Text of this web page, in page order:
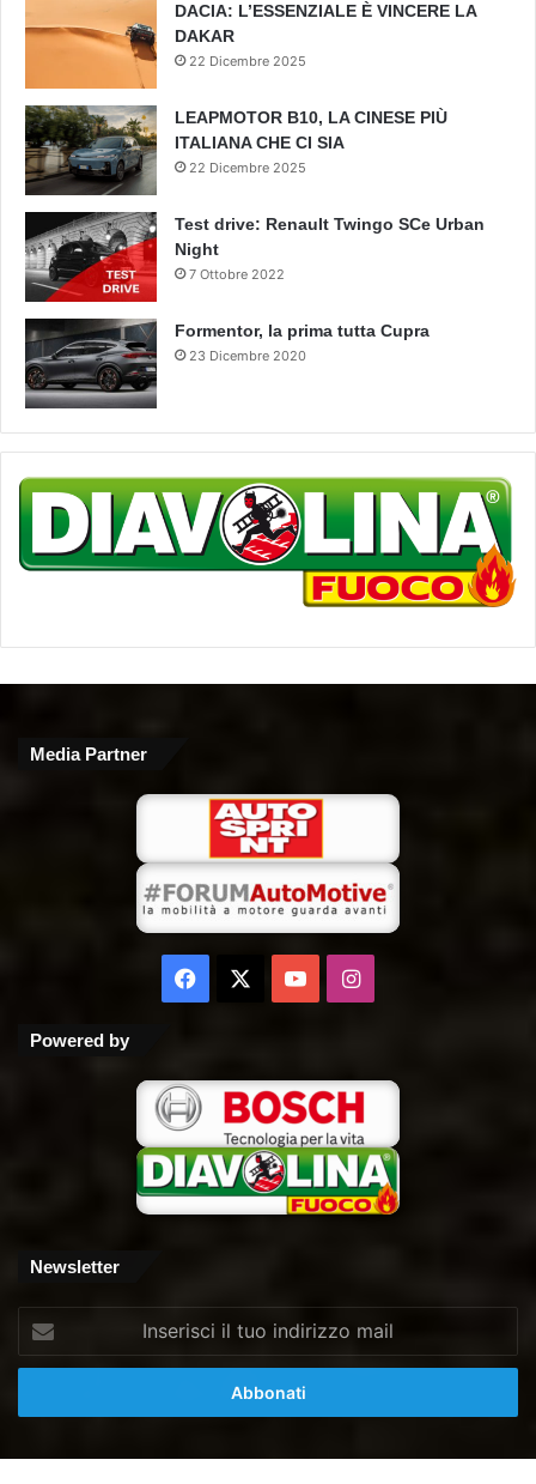
DACIA: L’ESSENZIALE È VINCERE LA
DAKAR
22 Dicembre 2025
LEAPMOTOR B10, LA CINESE PIÙ
ITALIANA CHE CI SIA
22 Dicembre 2025
Test drive: Renault Twingo SCe Urban
Night
7 Ottobre 2022
Formentor, la prima tutta Cupra
23 Dicembre 2020
Media Partner
Facebook
You Instagram
Powered by
Newsletter
tuo
mail